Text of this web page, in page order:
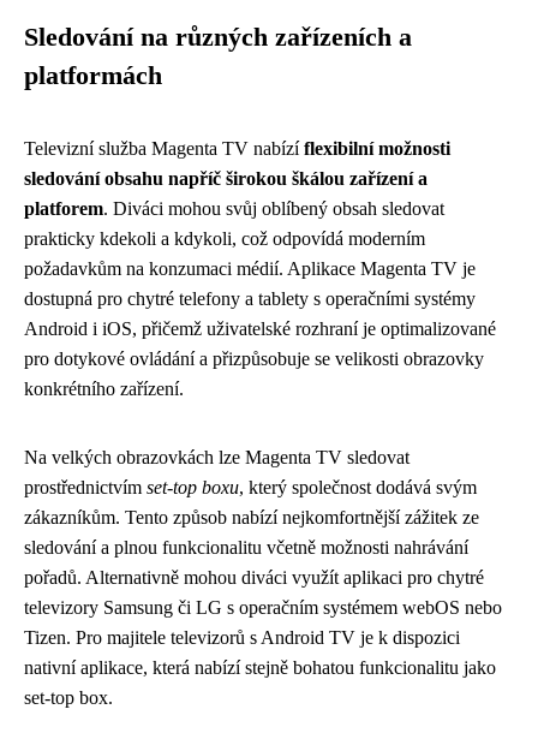
Sledování na různých zařízeních a
platformách
Televizní služba Magenta TV nabízíflexibilní možnosti
sledování obsahu napříč širokou škálou zařízení a
platforem. Diváci mohou svůj oblíbený obsah sledovat
prakticky kdekoli a kdykoli, což odpovídá moderním
požadavkům na konzumaci médií. Aplikace Magenta TV je
dostupná pro chytré telefony a tablety s operačními systémy
Android i iOS, přičemž uživatelské rozhraní je optimalizované
pro dotykové ovládání a přizpůsobuje se velikosti obrazovky
konkrétního zařízení.
Na velkých obrazovkách lze Magenta TV sledovat
prostřednictvím set-top boxu, který společnost dodává svým
zákazníkům. Tento způsob nabízí nejkomfortnější zážitek ze
sledování a plnou funkcionalitu včetně možnosti nahrávání
pořadů. Alternativně mohou diváci využít aplikaci pro chytré
televizory Samsung či LG s operačním systémem webOS nebo
Tizen. Pro majitele televizorů s Android TV je k dispozici
nativní aplikace, která nabízí stejně bohatou funkcionalitu jako
set-top box.